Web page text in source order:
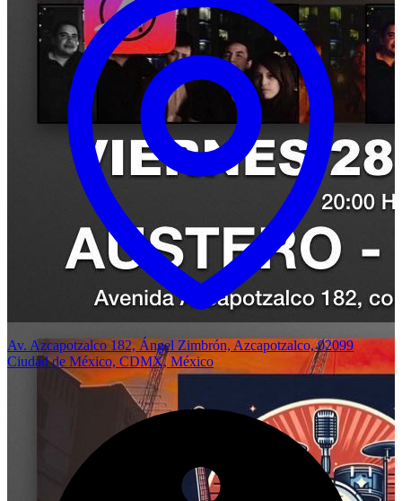
Av. Azcapotzalco 182, Ángel Zimbrón, Azcapotzalco, 02099
Ciudad de México, CDMX, México